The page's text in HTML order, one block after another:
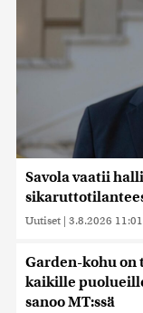
Savola vaatii
Uutiset | 3.8.2026 11:01
Garden-kohu
kaikille
sanoo MT:ssä